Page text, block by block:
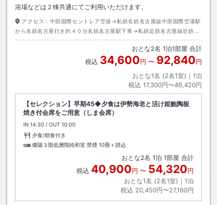
浴場などは２棟共通にてご利用いただけます。
アクセス： 中部国際セントレア空港→私鉄名鉄名古屋線中部国際空港駅
から名鉄名古屋行き約４０分名鉄名古屋駅下車→私鉄近鉄名古屋線近鉄名
古屋駅から賢島行き約１２０分賢島駅下車→徒歩約７分またはタクシー約
おとな2名 1泊1部屋 合計
税込 34,600円 〜 92,840円
おとな1名 (2名1室)｜ 1泊
税込 17,300円〜46,420円
【セレクション】早期45◆夕食は伊勢海老と活け姫鮑陶板
焼き付会席をご用意（しま会席）
IN チェックイン
14:30 / OUT チェックアウト
10:00
夕食/朝食付き
燦陽３階低層階純和室 禁煙 10畳＋踏込
おとな2名 1泊 1部屋 合計
税込 40,900円 〜 54,320円
おとな1名 (2名1室)｜ 1泊
税込 20,450円〜27,160円